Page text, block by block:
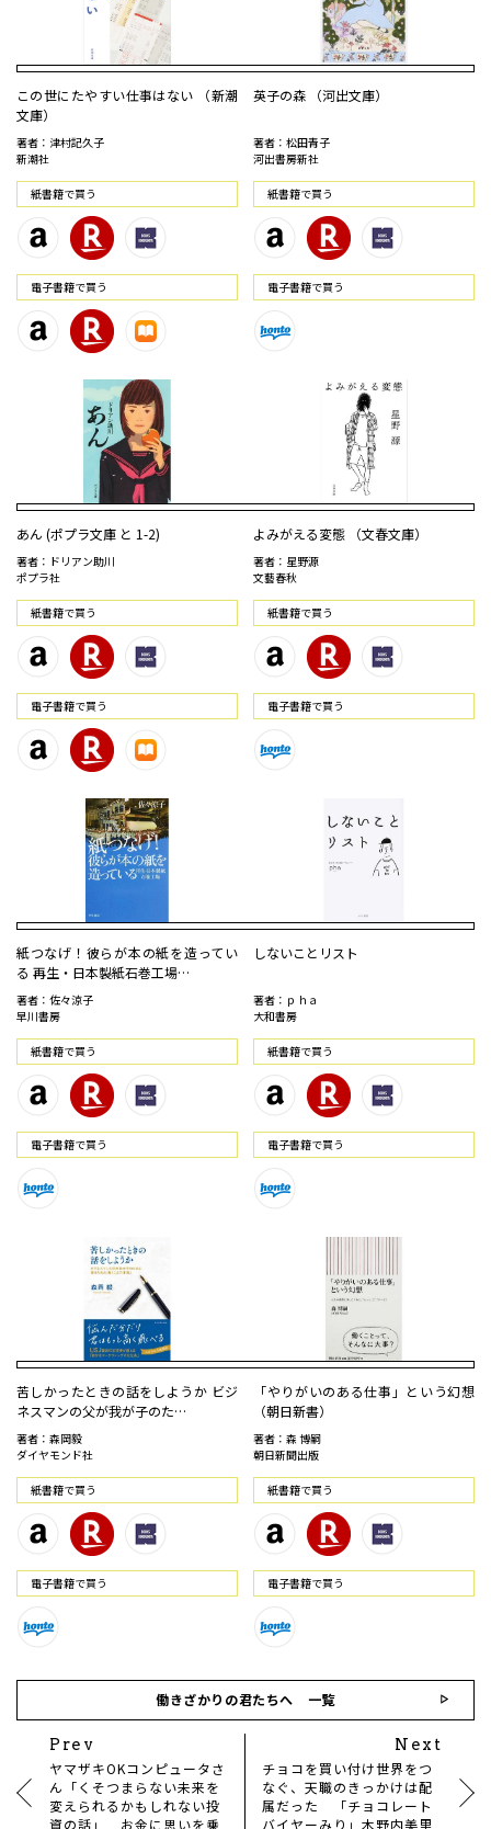
この世にたやすい仕事はない （新潮
文庫）
著者：津村記久子
新潮社
紙書籍で買う
電⼦書籍で買う
英子の森 （河出文庫）
著者：松田青子
河出書房新社
紙書籍で買う
電⼦書籍で買う
あん (ポプラ文庫 と 1-2)
著者：ドリアン助川
ポプラ社
紙書籍で買う
電⼦書籍で買う
よみがえる変態 （文春文庫）
著者：星野源
文藝春秋
紙書籍で買う
電⼦書籍で買う
紙つなげ！彼らが本の紙を造ってい
る 再生・日本製紙石巻工場…
著者：佐々涼子
早川書房
紙書籍で買う
電⼦書籍で買う
しないことリスト
著者：ｐｈａ
大和書房
紙書籍で買う
電⼦書籍で買う
苦しかったときの話をしようか ビジ
ネスマンの父が我が子のた…
著者：森岡毅
ダイヤモンド社
紙書籍で買う
電⼦書籍で買う
「やりがいのある仕事」という幻想
（朝日新書）
著者：森 博嗣
朝日新聞出版
紙書籍で買う
電⼦書籍で買う
働きざかりの君たちへ 一覧
Prev
ヤマザキOKコンピュータさ
ん「くそつまらない未来を
変えられるかもしれない投
資の話」 お金に思いを乗
Next
チョコを買い付け世界をつ
なぐ、天職のきっかけは配
属だった 「チョコレート
バイヤーみり」木野内美里